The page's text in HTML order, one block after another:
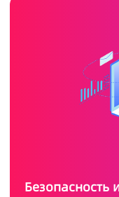
Безопасность